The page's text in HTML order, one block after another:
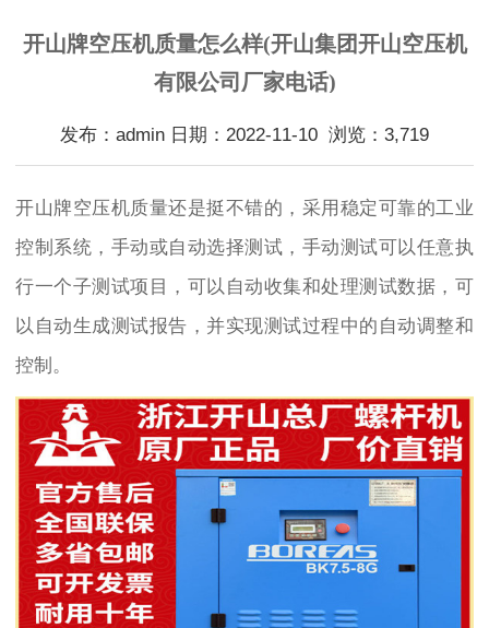
开山牌空压机质量怎么样(开山集团开山空压机
有限公司厂家电话)
发布：admin 日期：2022-11-10 浏览：3,719
开山牌空压机质量还是挺不错的，采用稳定可靠的工业
控制系统，手动或自动选择测试，手动测试可以任意执
行一个子测试项目，可以自动收集和处理测试数据，可
以自动生成测试报告，并实现测试过程中的自动调整和
控制。